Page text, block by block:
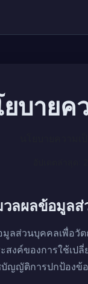
บายค
วลผลข้อมูล
มูลส่วนบุคคลเพื่อ
งค์ของการใช้เป
บัญญัติการปกป้องข้